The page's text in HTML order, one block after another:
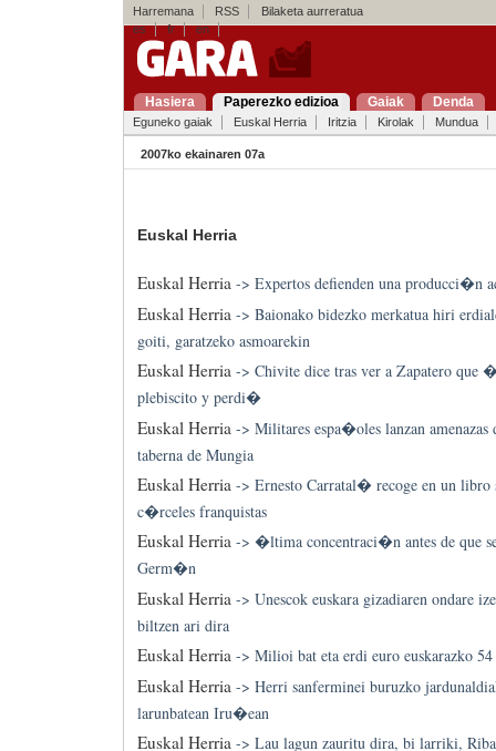
Harremana RSS
Bilaketa aurreratua
es
fr en
Hasiera Paperezko edizioa Gaiak Denda
Eguneko gaiak Euskal Herria Iritzia Kirolak Mundua
2007ko ekainaren 07a
Euskal Herria
Euskal Herria-> Expertos defienden una
Euskal Herria -> Baionako bidezko merkatua hiri
goiti, garatzeko asmoarekin
Euskal Herria-> Chivite dice tras ver a Zapatero que
plebiscito y perdi�
Euskal Herria -> Militares espa�oles lanzan
taberna de Mungia
Euskal Herria-> Ernesto Carratal� recoge en un libro
c�rceles franquistas
Euskal Herria-> �ltima concentraci�n antes de que
Germ�n
Euskal Herria -> Unescok euskara gizadiaren ondare
biltzen ari dira
Euskal Herria-> Milioi bat eta erdi euro euskarazko
Euskal Herria -> Herri sanferminei buruzko
larunbatean Iru�ean
Euskal Herria-> Lau lagun zauritu dira, bi larriki,